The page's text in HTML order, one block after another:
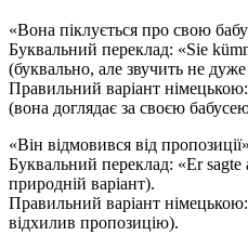
«Вона піклується про свою
Буквальний переклад: «Sie
(буквально, але звучить не
Правильний варіант німецькою:
(вона доглядає за своєю
«Він відмовився від пропозиції»
Буквальний переклад: «Er
природній варіант).
Правильний варіант німецькою:
відхилив пропозицію).